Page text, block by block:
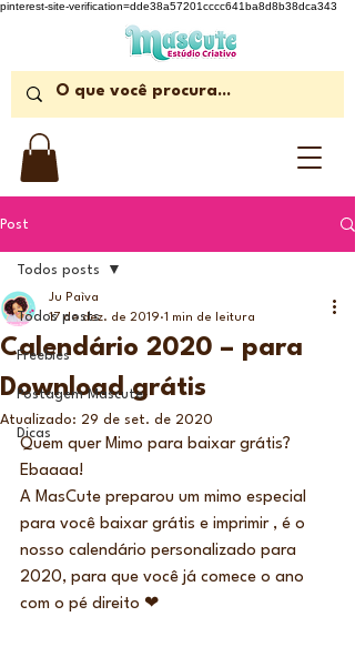
pinterest-site-verification=dde38a57201cccc641ba8d8b38dca343
Post
Todos posts
Freebies
Postagem Mascute
Dicas
Todos posts
Calendário 2020 – para
Download grátis
Ju Paìva
17 de dez. de 2019 1 min de leitura
Atualizado: 29 de set. de 2020
Quem quer Mimo para baixar grátis?
Ebaaaa!
A MasCute preparou um mimo especial
para você baixar grátis e imprimir , é o
nosso calendário personalizado para
2020, para que você já comece o ano
com o pé direito ❤